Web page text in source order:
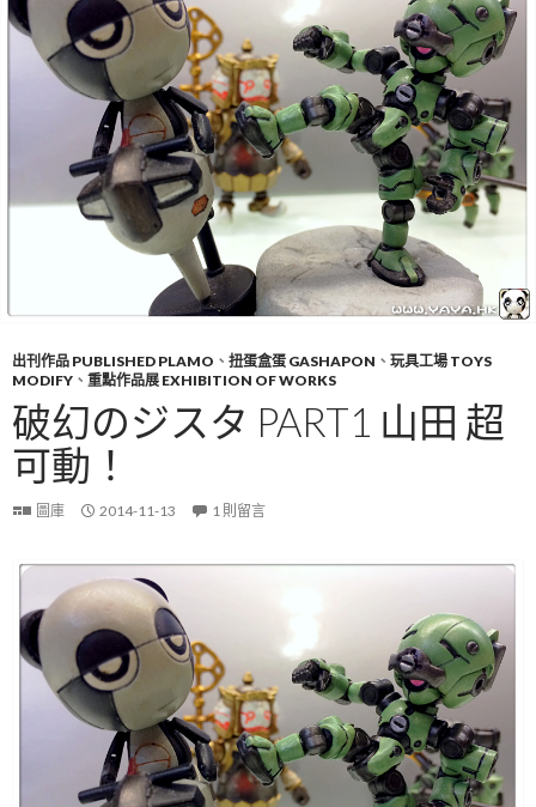
出刊作品 PUBLISHED PLAMO 、 扭蛋盒蛋 GASHAPON 、 玩具工場 TOYS
MODIFY 、 重點作品展 EXHIBITION OF WORKS
破幻のジスタ PART1 山田 超
可動！
圖庫 2014-11-13 1 則留言